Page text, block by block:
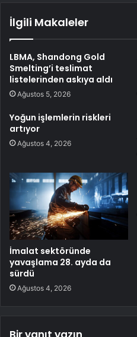
İlgili Makaleler
LBMA, Shandong Gold
Smelting’i teslimat
listelerinden askıya aldı
Ağustos 5, 2026
Yoğun işlemlerin riskleri
artıyor
Ağustos 4, 2026
İmalat sektöründe
yavaşlama 28. ayda da
sürdü
Ağustos 4, 2026